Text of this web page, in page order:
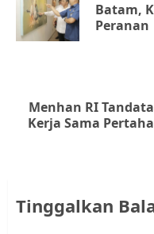
Batam,
Peranan
Next
post:
Menhan RI
Kerja Sama
Tinggalkan